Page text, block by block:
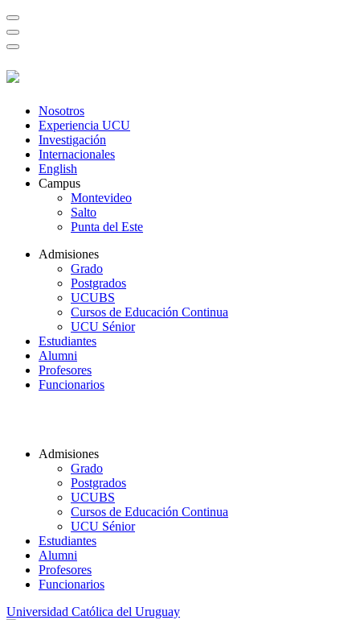
Nosotros
Experiencia UCU
Investigación
Internacionales
English
Campus
Montevideo
Salto
Punta del Este
Admisiones
Grado
Postgrados
UCUBS
Cursos de Educación Continua
UCU Sénior
Estudiantes
Alumni
Profesores
Funcionarios
Admisiones
Grado
Postgrados
UCUBS
Cursos de Educación Continua
UCU Sénior
Estudiantes
Alumni
Profesores
Funcionarios
Universidad Católica del Uruguay